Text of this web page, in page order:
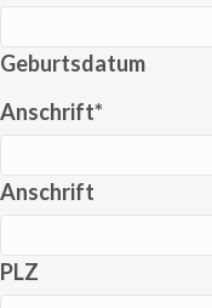
Geburtsdatum
Anschrift*
Anschrift
PLZ